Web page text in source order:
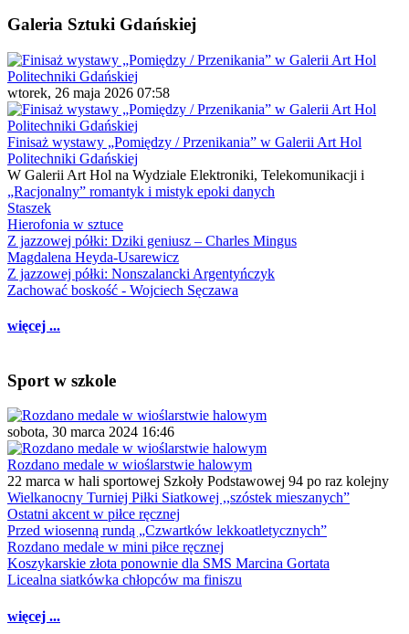
Galeria Sztuki Gdańskiej
wtorek, 26 maja 2026 07:58
Finisaż wystawy „Pomiędzy / Przenikania” w Galerii Art Hol
Politechniki Gdańskiej
W Galerii Art Hol na Wydziale Elektroniki, Telekomunikacji i
„Racjonalny” romantyk i mistyk epoki danych
Staszek
Hierofonia w sztuce
Z jazzowej półki: Dziki geniusz – Charles Mingus
Magdalena Heyda-Usarewicz
Z jazzowej półki: Nonszalancki Argentyńczyk
Zachować boskość - Wojciech Sęczawa
więcej ...
Sport w szkole
sobota, 30 marca 2024 16:46
Rozdano medale w wioślarstwie halowym
22 marca w hali sportowej Szkoły Podstawowej 94 po raz kolejny
Wielkanocny Turniej Piłki Siatkowej ,,szóstek mieszanych”
Ostatni akcent w piłce ręcznej
Przed wiosenną rundą „Czwartków lekkoatletycznych”
Rozdano medale w mini piłce ręcznej
Koszykarskie złota ponownie dla SMS Marcina Gortata
Licealna siatkówka chłopców ma finiszu
więcej ...